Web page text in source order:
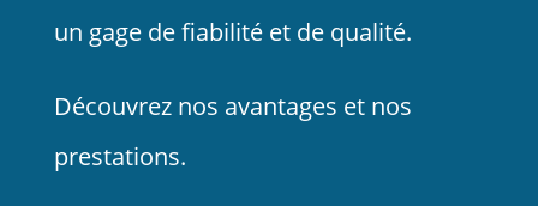
un gage de fiabilité et de qualité.
Découvrez nos avantages et nos
prestations.